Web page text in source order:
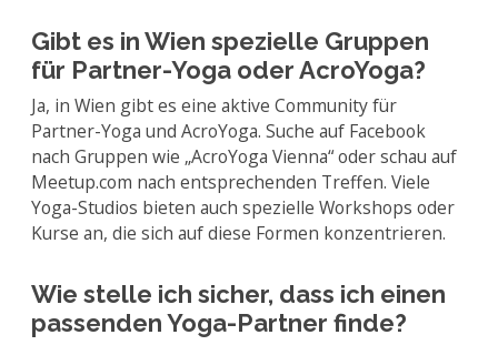
Gibt es in Wien spezielle Gruppen
für Partner-Yoga oder AcroYoga?
Ja, in Wien gibt es eine aktive Community für
Partner-Yoga und AcroYoga. Suche auf Facebook
nach Gruppen wie „AcroYoga Vienna“ oder schau auf
Meetup.com nach entsprechenden Treffen. Viele
Yoga-Studios bieten auch spezielle Workshops oder
Kurse an, die sich auf diese Formen konzentrieren.
Wie stelle ich sicher, dass ich einen
passenden Yoga-Partner finde?